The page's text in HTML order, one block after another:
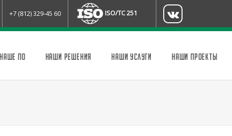
+7 (812) 329-45 60 ISO/TC 251
НАШЕ ПО НАШИ РЕШЕНИЯ НАШИ УСЛУГИ НАШИ ПРОЕКТЫ